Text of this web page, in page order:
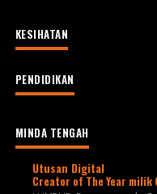
KESIHATAN
PENDIDIKAN
MINDA TENGAH
Utusan Digital
Creator of The Year milik